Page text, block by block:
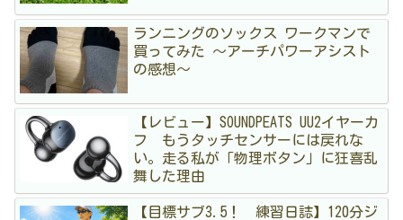
ランニングのソックス ワークマンで
買ってみた 〜アーチパワーアシスト
の感想〜
【レビュー】SOUNDPEATS UU2イヤーカ
フ もうタッチセンサーには戻れな
い。走る私が「物理ボタン」に狂喜乱
舞した理由
【目標サブ3.5！ 練習日誌】120分ジ